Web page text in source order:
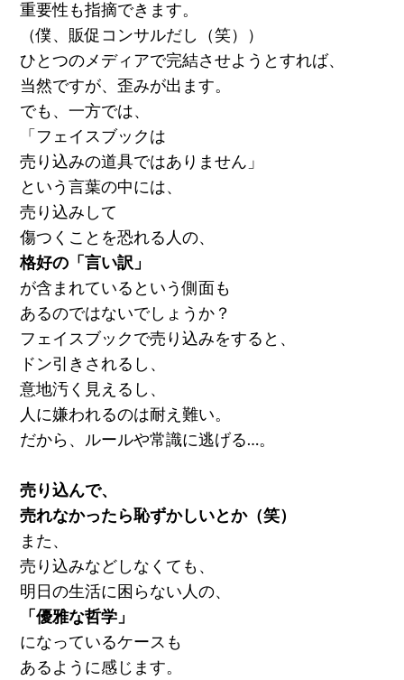
重要性も指摘できます。
（僕、販促コンサルだし（笑））
ひとつのメディアで完結させようとすれば、
当然ですが、歪みが出ます。
でも、一方では、
「フェイスブックは
売り込みの道具ではありません」
という言葉の中には、
売り込みして
傷つくことを恐れる人の、
格好の「言い訳」
が含まれているという側面も
あるのではないでしょうか？
フェイスブックで売り込みをすると、
ドン引きされるし、
意地汚く見えるし、
人に嫌われるのは耐え難い。
だから、ルールや常識に逃げる…。
売り込んで、
売れなかったら恥ずかしいとか（笑）
また、
売り込みなどしなくても、
明日の生活に困らない人の、
「優雅な哲学」
になっているケースも
あるように感じます。